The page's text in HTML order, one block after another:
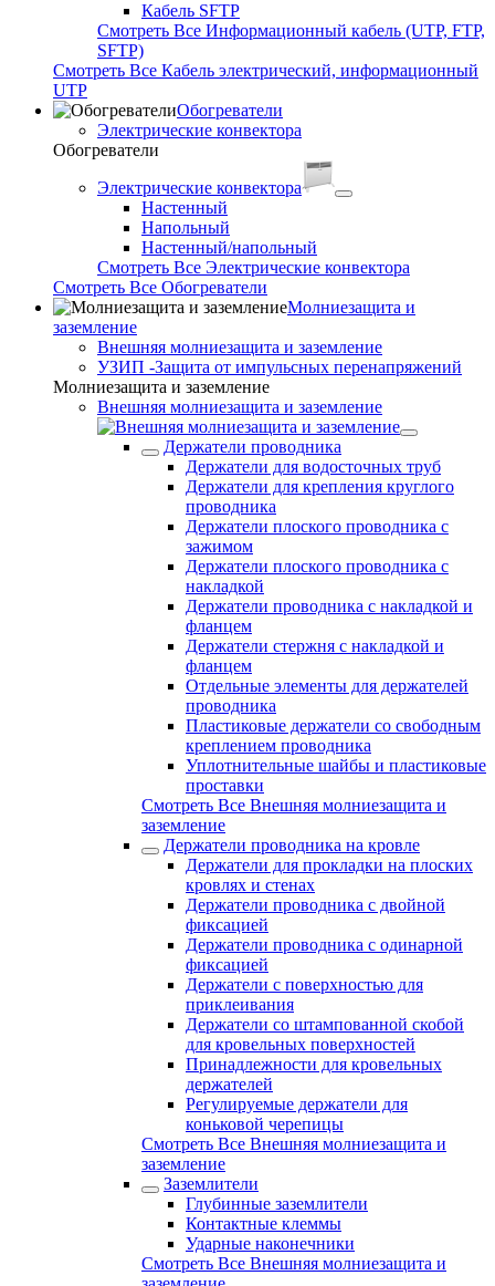
Кабель SFTP
Смотреть Все Информационный кабель (UTP, FTP,
SFTP)
Смотреть Все Кабель электрический, информационный
UTP
Обогреватели
Электрические конвектора
Обогреватели
Электрические конвектора
Настенный
Напольный
Настенный/напольный
Смотреть Все Электрические конвектора
Смотреть Все Обогреватели
Молниезащита и
заземление
Внешняя молниезащита и заземление
УЗИП -Защита от импульсных перенапряжений
Молниезащита и заземление
Внешняя молниезащита и заземление
Держатели проводника
Держатели для водосточных труб
Держатели для крепления круглого
проводника
Держатели плоского проводника с
зажимом
Держатели плоского проводника с
накладкой
Держатели проводника с накладкой и
фланцем
Держатели стержня с накладкой и
фланцем
Отдельные элементы для держателей
проводника
Пластиковые держатели со свободным
креплением проводника
Уплотнительные шайбы и пластиковые
проставки
Смотреть Все Внешняя молниезащита и
заземление
Держатели проводника на кровле
Держатели для прокладки на плоских
кровлях и стенах
Держатели проводника с двойной
фиксацией
Держатели проводника с одинарной
фиксацией
Держатели с поверхностью для
приклеивания
Держатели со штампованной скобой
для кровельных поверхностей
Принадлежности для кровельных
держателей
Регулируемые держатели для
коньковой черепицы
Смотреть Все Внешняя молниезащита и
заземление
Заземлители
Глубинные заземлители
Контактные клеммы
Ударные наконечники
Смотреть Все Внешняя молниезащита и